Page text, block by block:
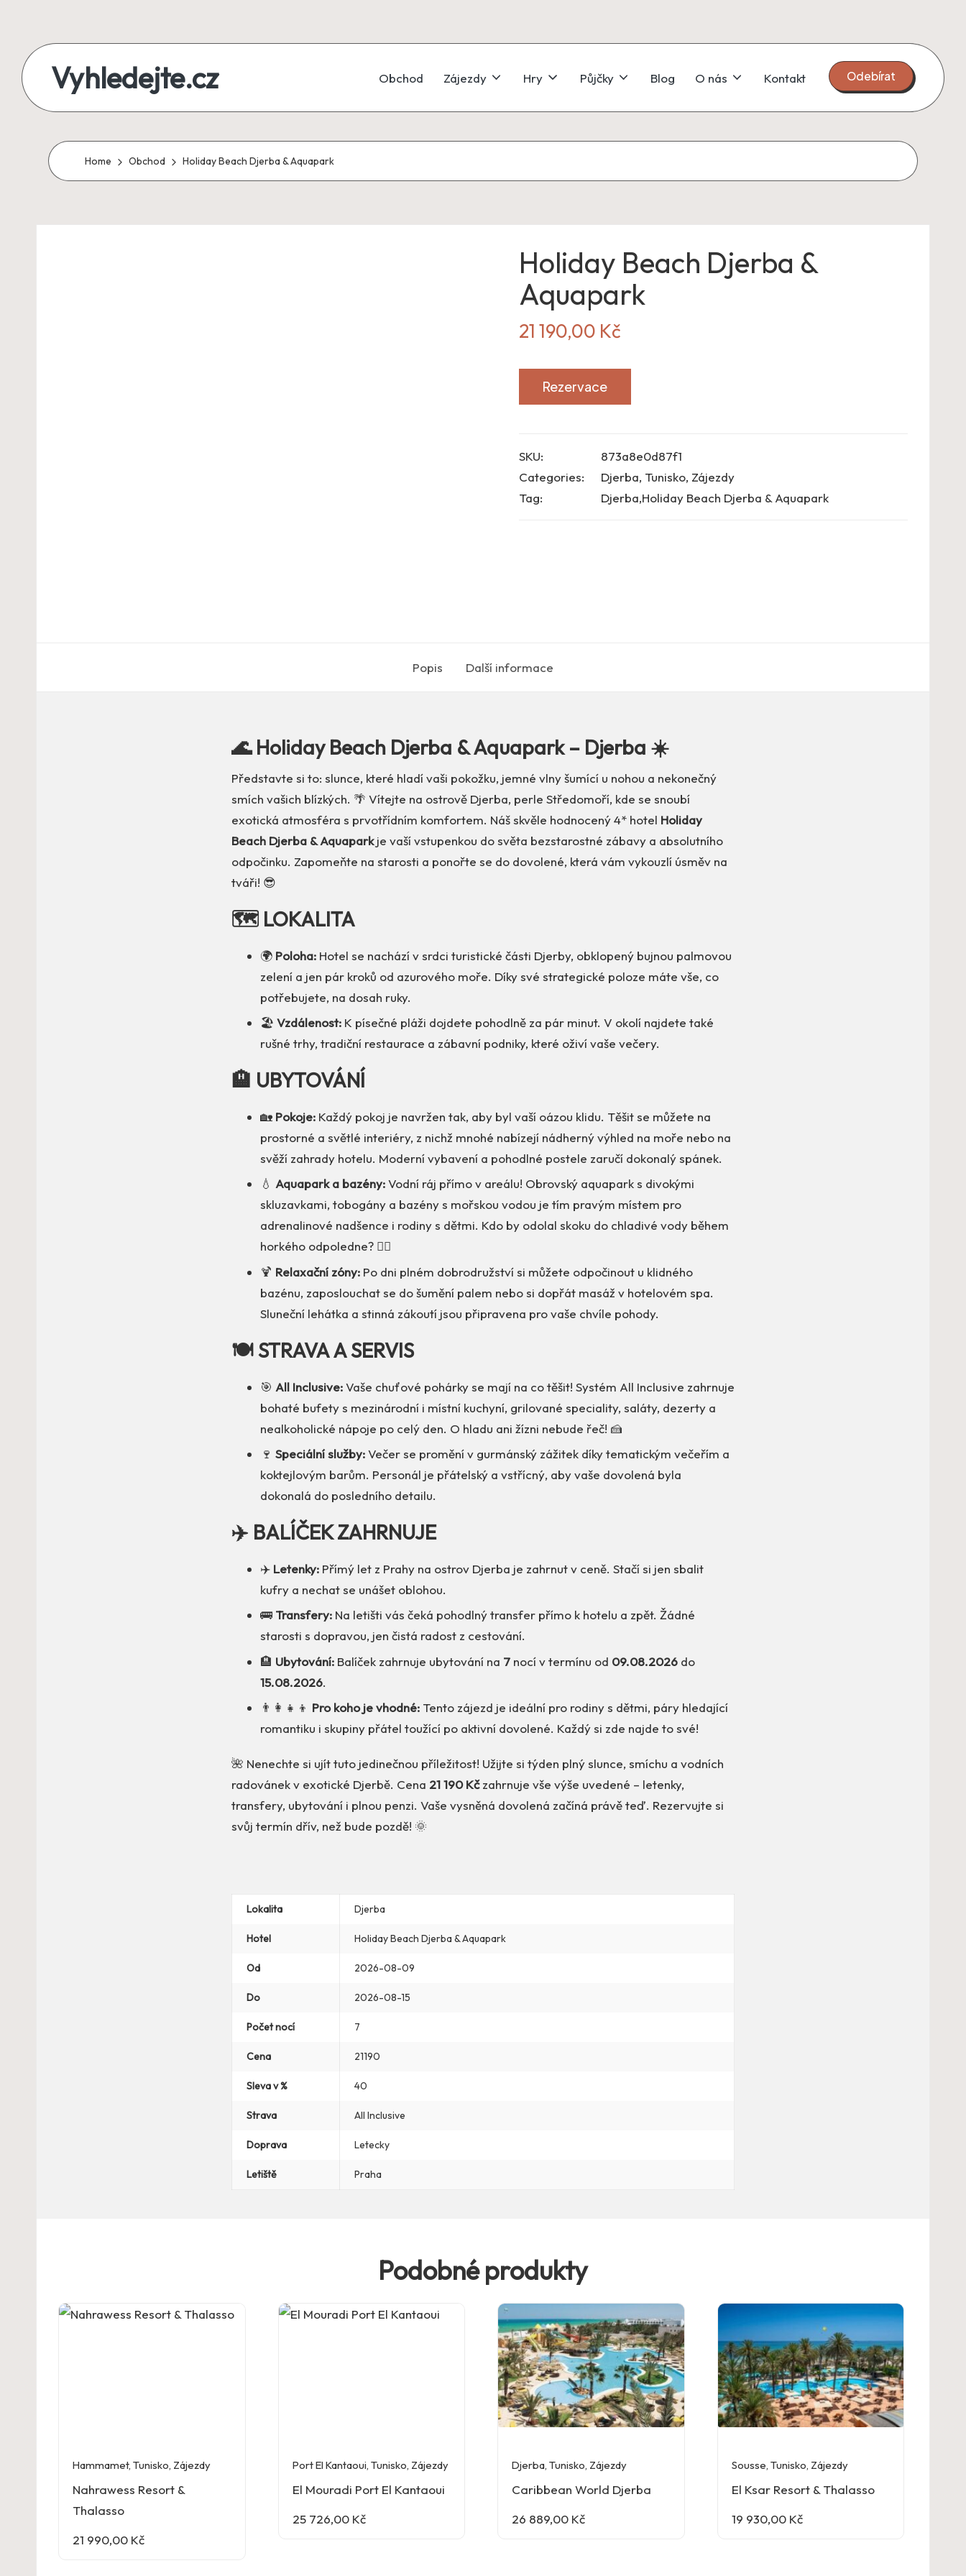
content
Vyhledejte.cz
produkty
i
Obchod Zájezdy Hry Půjčky Blog O nás Kontakt Odebírat
Home Obchod Holiday Beach Djerba & Aquapark
Holiday Beach Djerba &
Aquapark
21 190,00 Kč
Rezervace
SKU:
873a8e0d87f1
Categories:
Djerba, Tunisko, Zájezdy
Tag:
Djerba,Holiday Beach Djerba & Aquapark
Popis Další informace
🌊 Holiday Beach Djerba & Aquapark – Djerba ☀️
Představte si to: slunce, které hladí vaši pokožku, jemné vlny šumící u nohou a nekonečný
smích vašich blízkých. 🌴 Vítejte na ostrově Djerba, perle Středomoří, kde se snoubí
exotická atmosféra s prvotřídním komfortem. Náš skvěle hodnocený 4* hotel Holiday
Beach Djerba & Aquaparkje vaší vstupenkou do světa bezstarostné zábavy a absolutního
odpočinku. Zapomeňte na starosti a ponořte se do dovolené, která vám vykouzlí úsměv na
tváři! 😎
🗺️ LOKALITA
🌍 Poloha: Hotel se nachází v srdci turistické části Djerby, obklopený bujnou palmovou
zelení a jen pár kroků od azurového moře. Díky své strategické poloze máte vše, co
potřebujete, na dosah ruky.
🏖️ Vzdálenost: K písečné pláži dojdete pohodlně za pár minut. V okolí najdete také
rušné trhy, tradiční restaurace a zábavní podniky, které oživí vaše večery.
🏨 UBYTOVÁNÍ
🏡 Pokoje: Každý pokoj je navržen tak, aby byl vaší oázou klidu. Těšit se můžete na
prostorné a světlé interiéry, z nichž mnohé nabízejí nádherný výhled na moře nebo na
svěží zahrady hotelu. Moderní vybavení a pohodlné postele zaručí dokonalý spánek.
💧 Aquapark a bazény:Vodní ráj přímo v areálu! Obrovský aquapark s divokými
skluzavkami, tobogány a bazény s mořskou vodou je tím pravým místem pro
adrenalinové nadšence i rodiny s dětmi. Kdo by odolal skoku do chladivé vody během
horkého odpoledne? 🤽‍♂️
🍹 Relaxační zóny: Po dni plném dobrodružství si můžete odpočinout u klidného
bazénu, zaposlouchat se do šumění palem nebo si dopřát masáž v hotelovém spa.
Sluneční lehátka a stinná zákoutí jsou připravena pro vaše chvíle pohody.
🍽️ STRAVA A SERVIS
🎯 All Inclusive:Vaše chuťové pohárky se mají na co těšit! Systém All Inclusive zahrnuje
bohaté bufety s mezinárodní i místní kuchyní, grilované speciality, saláty, dezerty a
nealkoholické nápoje po celý den. O hladu ani žízni nebude řeč! 🍰
🍷 Speciální služby:Večer se promění v gurmánský zážitek díky tematickým večeřím a
koktejlovým barům. Personál je přátelský a vstřícný, aby vaše dovolená byla
dokonalá do posledního detailu.
✈️ BALÍČEK ZAHRNUJE
✈️ Letenky: Přímý let z Prahy na ostrov Djerba je zahrnut v ceně. Stačí si jen sbalit
kufry a nechat se unášet oblohou.
🚌 Transfery: Na letišti vás čeká pohodlný transfer přímo k hotelu a zpět. Žádné
starosti s dopravou, jen čistá radost z cestování.
🏨 Ubytování: Balíček zahrnuje ubytování na 7 nocí v termínu od 09.08.2026 do
15.08.2026.
👨‍👩‍👧‍👦 Pro koho je vhodné: Tento zájezd je ideální pro rodiny s dětmi, páry hledající
romantiku i skupiny přátel toužící po aktivní dovolené. Každý si zde najde to své!
🌺 Nenechte si ujít tuto jedinečnou příležitost! Užijte si týden plný slunce, smíchu a vodních
radovánek v exotické Djerbě. Cena 21 190 Kčzahrnuje vše výše uvedené – letenky,
transfery, ubytování i plnou penzi. Vaše vysněná dovolená začíná právě teď. Rezervujte si
svůj termín dřív, než bude pozdě! 🌞
Lokalita Djerba
Hotel Holiday Beach Djerba & Aquapark
Od 2026-08-09
Do 2026-08-15
Počet nocí 7
Cena 21190
Sleva v % 40
Strava All Inclusive
Doprava Letecky
Letiště Praha
Podobné produkty
Hammamet, Tunisko, Zájezdy
Nahrawess Resort &
Thalasso
21 990,00 Kč
Port El Kantaoui, Tunisko, Zájezdy
El Mouradi Port El Kantaoui
25 726,00 Kč
Djerba,Tunisko, Zájezdy
Caribbean World Djerba
26 889,00 Kč
Sousse, Tunisko, Zájezdy
El Ksar Resort & Thalasso
19 930,00 Kč